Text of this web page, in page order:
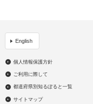
English
個人情報保護方針
ご利用に際して
都道府県別知るぽると一覧
サイトマップ